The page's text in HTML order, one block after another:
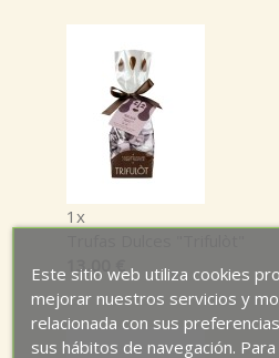
1x
13,00 €
Este sitio web utiliza cookies
mejorar nuestros servicios y
relacionada con sus
sus hábitos de navegación.